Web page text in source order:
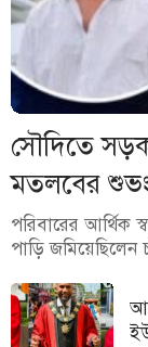
সৌদিতে সড়ক
মতলবের
পরিবারের আর্থিক
পাড়ি